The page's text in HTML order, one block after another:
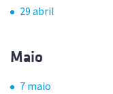
29 abril
Maio
7 maio